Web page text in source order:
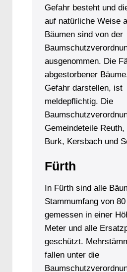
Gefahr besteht und
auf natürliche Weise
Bäumen sind von der
ausgenommen. Die
abgestorbener
Gefahr darstellen, ist
meldepflichtig. Die
Gemeindeteile
Burk, Kersbach und
Fürth
In Fürth sind alle
Stammumfang von
gemessen in einer
Meter und alle
geschützt.
fallen unter die